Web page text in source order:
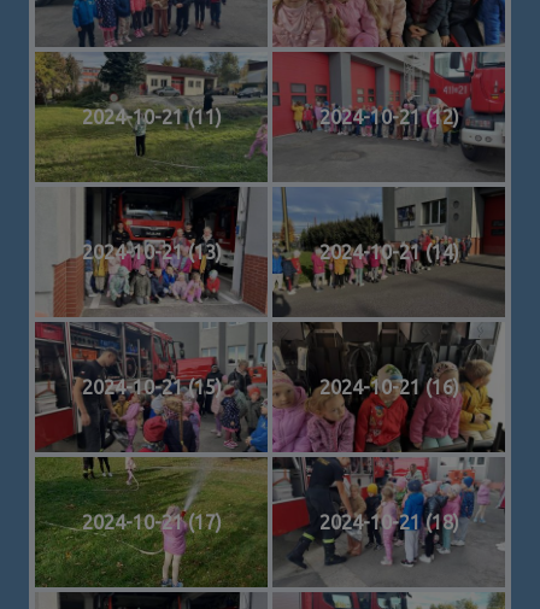
2024-10-21 (11) 2024-10-21 (12)
2024-10-21 (13) 2024-10-21 (14)
2024-10-21 (15) 2024-10-21 (16)
2024-10-21 (17) 2024-10-21 (18)